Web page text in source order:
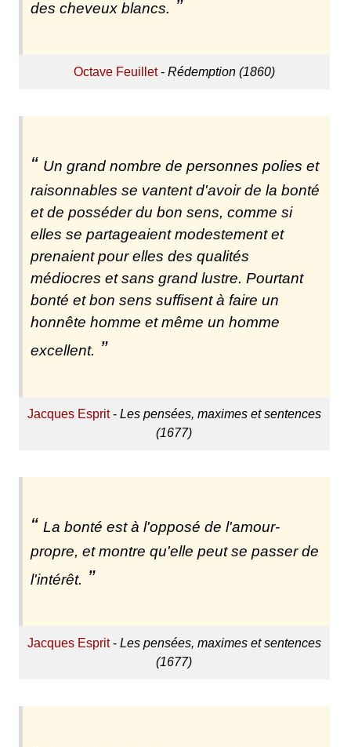
des cheveux blancs.
Octave Feuillet- Rédemption (1860)
Un grand nombre de personnes polies et
raisonnables se vantent d'avoir de la bonté
et de posséder du bon sens, comme si
elles se partageaient modestement et
prenaient pour elles des qualités
médiocres et sans grand lustre. Pourtant
bonté et bon sens suffisent à faire un
honnête homme et même un homme
excellent.
Jacques Esprit- Les pensées, maximes et sentences
(1677)
La bonté est à l'opposé de l'amour-
propre, et montre qu'elle peut se passer de
l'intérêt.
Jacques Esprit- Les pensées, maximes et sentences
(1677)